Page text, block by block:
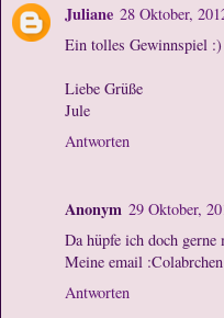
Juliane 28 Oktober,
Ein tolles Gewinnspiel :)
Liebe Grüße
Jule
Antworten
Anonym 29 Oktober,
Da hüpfe ich doch
Meine email
Antworten